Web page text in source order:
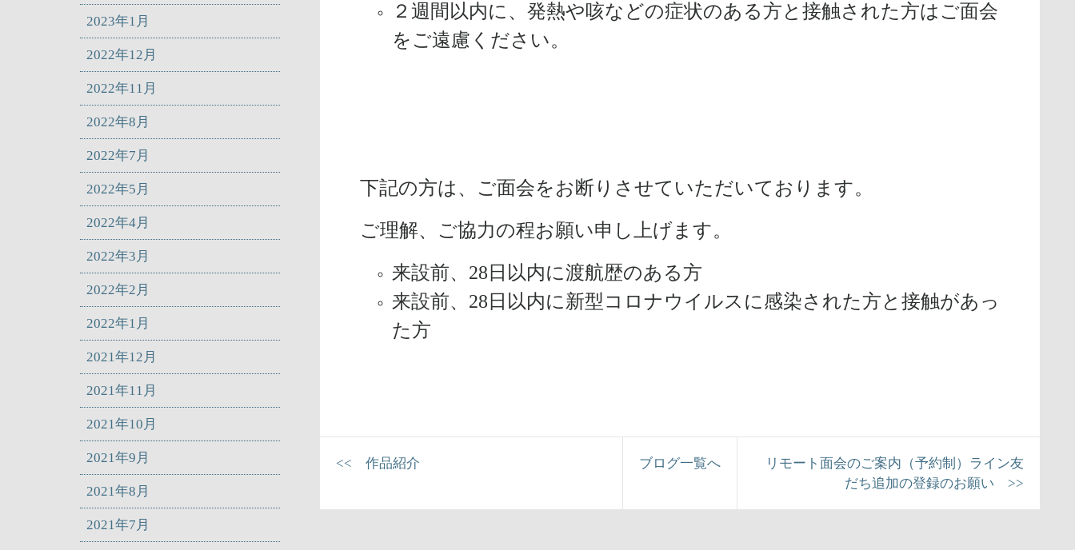
２週間以内に、発熱や咳などの症状のある方と接触された方はご面会
をご遠慮ください。
下記の方は、ご面会をお断りさせていただいております。
ご理解、ご協力の程お願い申し上げます。
来設前、28日以内に渡航歴のある方
来設前、28日以内に新型コロナウイルスに感染された方と接触があっ
た方
<< 作品紹介 ブログ一覧へ
リモート面会のご案内（予約制）ライン友
だち追加の登録のお願い >>
2023年1月
2022年12月
2022年11月
2022年8月
2022年7月
2022年5月
2022年4月
2022年3月
2022年2月
2022年1月
2021年12月
2021年11月
2021年10月
2021年9月
2021年8月
2021年7月